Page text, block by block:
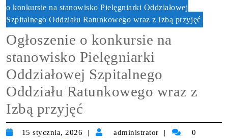
o konkursie na stanowisko Pielęgniarki Oddziałowej
Szpitalnego Oddziału Ratunkowego wraz z Izbą przyjęć
Ogłoszenie o konkursie na
stanowisko Pielęgniarki
Oddziałowej Szpitalnego
Oddziału Ratunkowego wraz z
Izbą przyjęć
15 stycznia, 2026 administrator
0